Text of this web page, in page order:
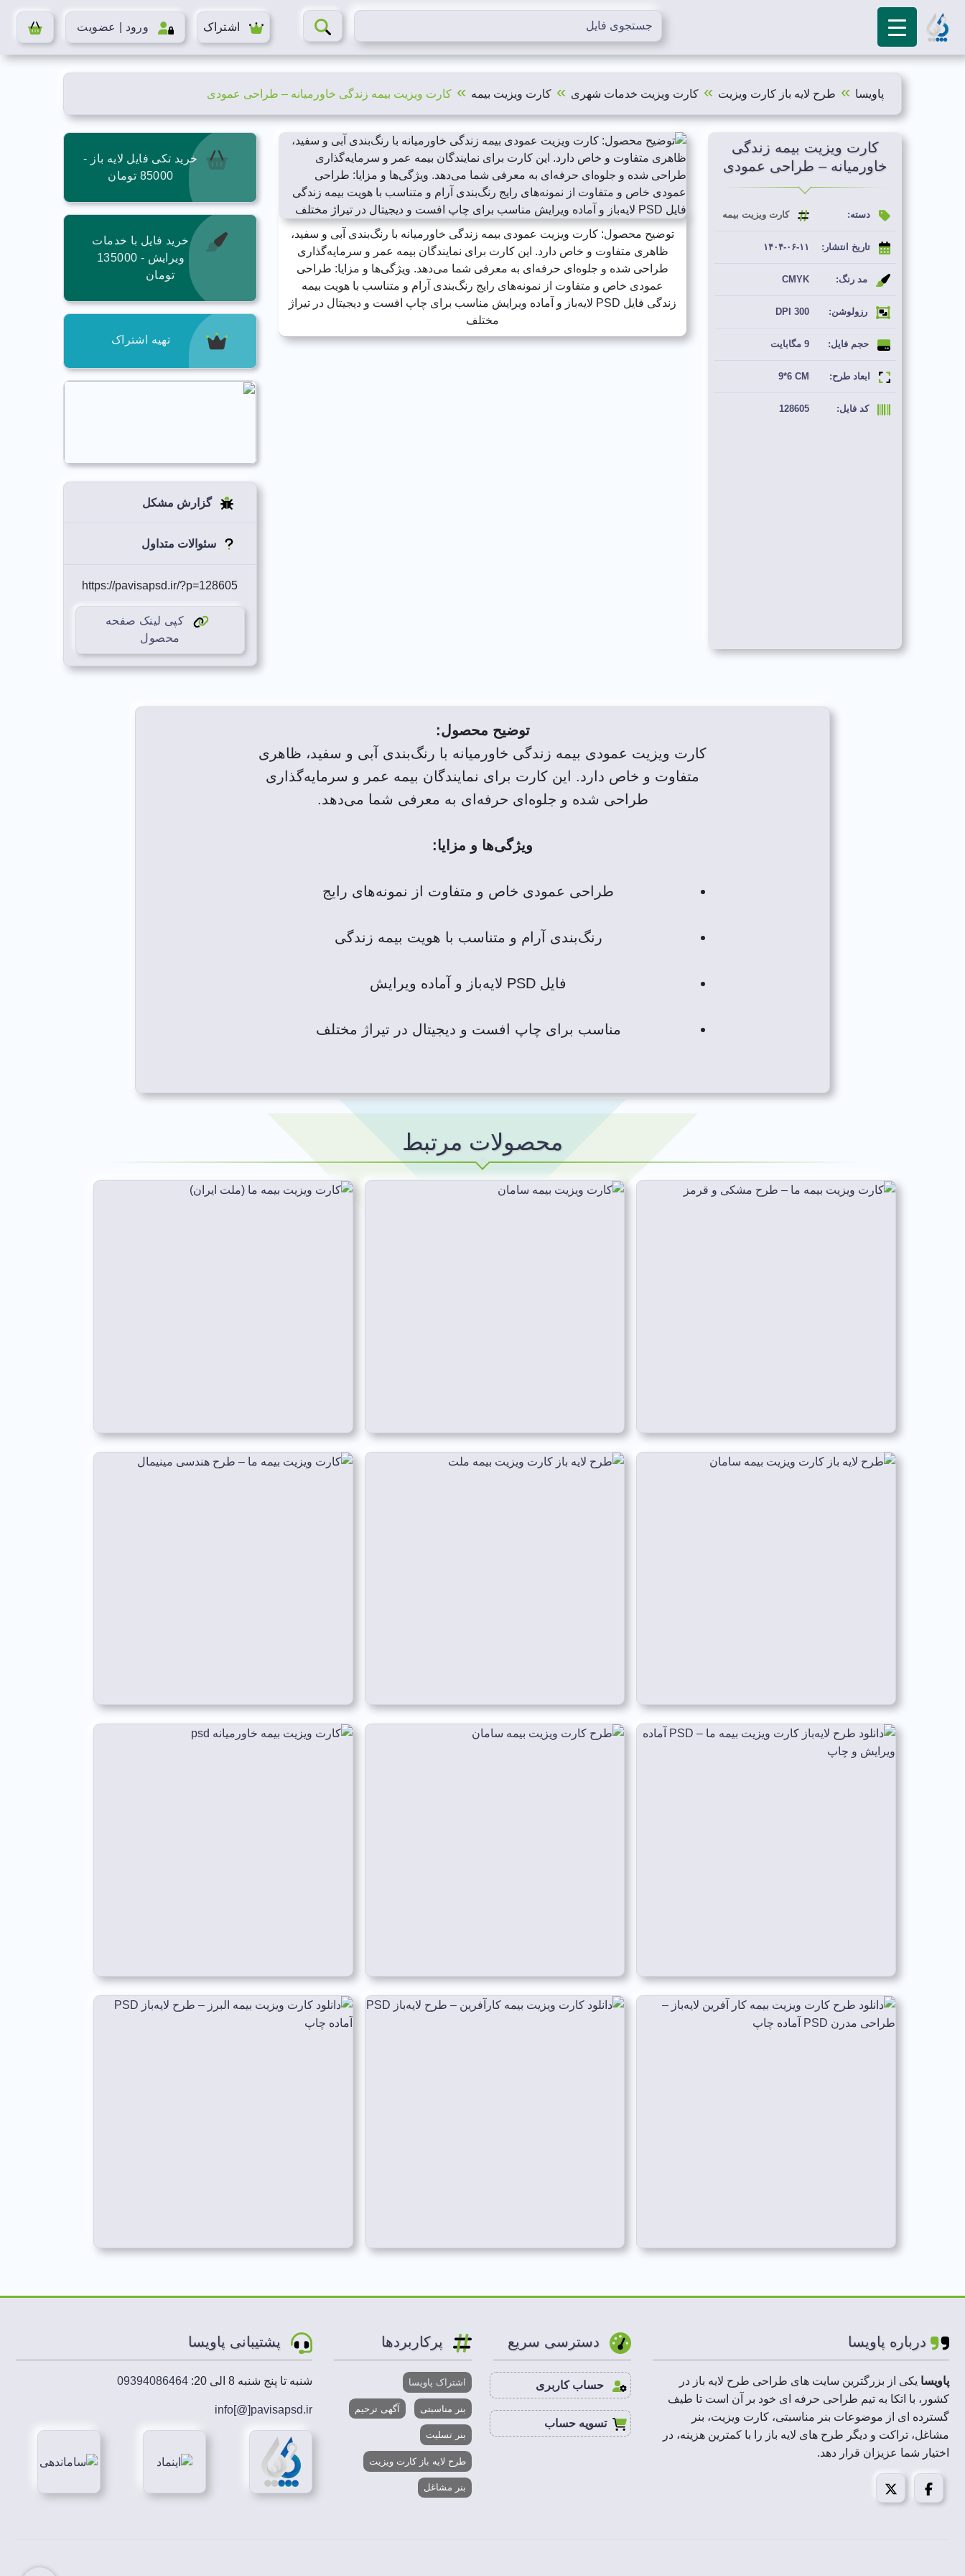
اشتراک ورود | عضویت
پاویسا » طرح لایه باز کارت ویزیت »کارت ویزیت خدمات شهری »کارت ویزیت بیمه »کارت ویزیت بیمه زندگی خاورمیانه – طراحی عمودی
کارت ویزیت بیمه زندگی
خاورمیانه – طراحی عمودی
دسته: کارت ویزیت بیمه
تاریخ انتشار: ۱۴۰۴-۰۶-۱۱
مد رنگ: CMYK
رزولوشن: 300 DPI
حجم فایل: 9 مگابایت
ابعاد طرح: 9*6 CM
کد فایل: 128605
توضیح محصول: کارت ویزیت عمودی بیمه زندگی خاورمیانه با رنگ‌بندی آبی و سفید،
ظاهری متفاوت و خاص دارد. این کارت برای نمایندگان بیمه عمر و سرمایه‌گذاری
طراحی شده و جلوه‌ای حرفه‌ای به معرفی شما می‌دهد. ویژگی‌ها و مزایا: طراحی
عمودی خاص و متفاوت از نمونه‌های رایج رنگ‌بندی آرام و متناسب با هویت بیمه
زندگی فایل PSD لایه‌باز و آماده ویرایش مناسب برای چاپ افست و دیجیتال در تیراژ
مختلف
خرید تکی فایل لایه باز -
85000 تومان
خرید فایل با خدمات
ویرایش - 135000
تومان
تهیه اشتراک
گزارش مشکل
سئوالات متداول
https://pavisapsd.ir/?p=128605
کپی لینک صفحه
محصول
توضیح محصول:
کارت ویزیت عمودی بیمه زندگی خاورمیانه با رنگ‌بندی آبی و سفید، ظاهری
متفاوت و خاص دارد. این کارت برای نمایندگان بیمه عمر و سرمایه‌گذاری
طراحی شده و جلوه‌ای حرفه‌ای به معرفی شما می‌دهد.
ویژگی‌ها و مزایا:
طراحی عمودی خاص و متفاوت از نمونه‌های رایج
رنگ‌بندی آرام و متناسب با هویت بیمه زندگی
فایل PSD لایه‌باز و آماده ویرایش
مناسب برای چاپ افست و دیجیتال در تیراژ مختلف
محصولات مرتبط
درباره پاویسا
پاویسا یکی از بزرگترین سایت های طراحی طرح لایه باز در
کشور، با اتکا به تیم طراحی حرفه ای خود بر آن است تا طیف
گسترده ای از موضوعات بنر مناسبتی، کارت ویزیت، بنر
مشاغل، تراکت و دیگر طرح های لایه باز را با کمترین هزینه، در
اختیار شما عزیزان قرار دهد.
دسترسی سریع
حساب کاربری
تسویه حساب
پرکاربردها
اشتراک پاویسا
بنر مناسبتی آگهی ترحیم
بنر تسلیت
طرح لایه باز کارت ویزیت
بنر مشاغل
پشتیبانی پاویسا
شنبه تا پنج شنبه 8 الی 20: 09394086464
info[@]pavisapsd.ir